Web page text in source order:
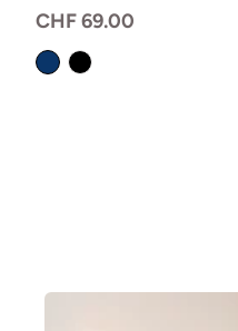
Prezzo
normale
CHF 69.00